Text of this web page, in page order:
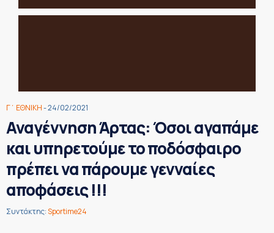
Γ΄ ΕΘΝΙΚΗ- 24/02/2021
Αναγέννηση Άρτας: Όσοι αγαπάμε
και υπηρετούμε το ποδόσφαιρο
πρέπει να πάρουμε γενναίες
αποφάσεις !!!
Συντάκτης:Sportime24